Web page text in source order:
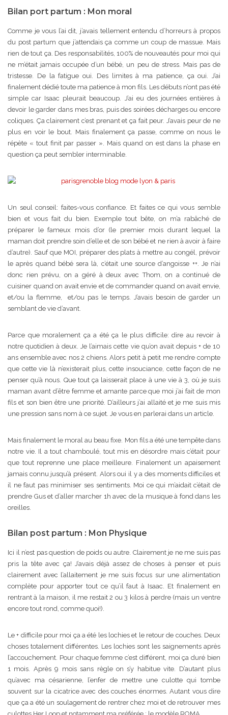
Bilan port partum : Mon moral
Comme je vous l’ai dit, j’avais tellement entendu d’horreurs à propos
du post partum que j’attendais ça comme un coup de massue. Mais
rien de tout ça. Des responsabilités, 100% de nouveautés pour moi qui
ne m’était jamais occupée d’un bébé, un peu de stress. Mais pas de
tristesse. De la fatigue oui. Des limites à ma patience, ça oui. J’ai
finalement dédié toute ma patience à mon fils. Les débuts n’ont pas été
simple car Isaac pleurait beaucoup. J’ai eu des journées entières à
devoir le garder dans mes bras, puis des soirées décharges ou encore
coliques. Ça clairement c’est prenant et ça fait peur. J’avais peur de ne
plus en voir le bout. Mais finalement ça passe, comme on nous le
répète « tout finit par passer ». Mais quand on est dans la phase en
question ça peut sembler interminable.
Un seul conseil: faites-vous confiance. Et faites ce qui vous semble
bien et vous fait du bien. Exemple tout bête, on m’a rabâché de
préparer le fameux mois d’or (le premier mois durant lequel la
maman doit prendre soin d’elle et de son bébé et ne rien à avoir à faire
d’autre). Sauf que MOI, préparer des plats à mettre au congél, prévoir
le après quand bébé sera là, c’était une source d’angoisse ++. Je n’ai
donc rien prévu, on a géré à deux avec Thom, on a continué de
cuisiner quand on avait envie et de commander quand on avait envie,
et/ou la flemme, et/ou pas le temps. J’avais besoin de garder un
semblant de vie d’avant.
Parce que moralement ça a été ça le plus difficile: dire au revoir à
notre quotidien à deux. Je l’aimais cette vie qu’on avait depuis + de 10
ans ensemble avec nos 2 chiens. Alors petit à petit me rendre compte
que cette vie là n’existerait plus, cette insouciance, cette façon de ne
penser qu’à nous. Que tout ça laisserait place à une vie à 3, où je suis
maman avant d’être femme et amante parce que moi j’ai fait de mon
fils et son bien être une priorité. D’ailleurs j’ai allaité et je me suis mis
une pression sans nom à ce sujet. Je vous en parlerai dans un article.
Mais finalement le moral au beau fixe. Mon fils a été une tempête dans
notre vie. Il a tout chamboulé, tout mis en désordre mais c’était pour
que tout reprenne une place meilleure. Finalement un apaisement
jamais connu jusqu’à présent. Alors oui il y a des moments difficiles et
il ne faut pas minimiser ses sentiments. Moi ce qui m’aidait c’était de
prendre Gus et d’aller marcher 1h avec de la musique à fond dans les
oreilles.
Bilan post partum : Mon Physique
Ici il n’est pas question de poids ou autre. Clairement je ne me suis pas
pris la tête avec ça! J’avais déjà assez de choses à penser et puis
clairement avec l’allaitement je me suis focus sur une alimentation
complète pour apporter tout ce qu’il faut à Isaac. Et finalement en
rentrant à la maison, il me restait 2 ou 3 kilos à perdre (mais un ventre
encore tout rond, comme quoi!).
Le + difficile pour moi ça a été les lochies et le retour de couches. Deux
choses totalement différentes. Les lochies sont les saignements après
l’accouchement. Pour chaque femme c’est différent, moi ça duré bien
1 mois. Après 9 mois sans règle on s’y habitue vite. D’autant plus
qu’avec ma césarienne, l’enfer de mettre une culotte qui tombe
souvent sur la cicatrice avec des couches énormes. Autant vous dire
que ça a été un soulagement de rentrer chez moi et de retrouver mes